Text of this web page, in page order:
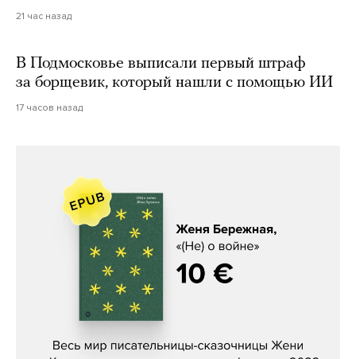
21 час назад
В Подмосковье выписали первый штраф
за борщевик, который нашли с помощью ИИ
17 часов назад
Женя Бережная, «(Не) о войне»